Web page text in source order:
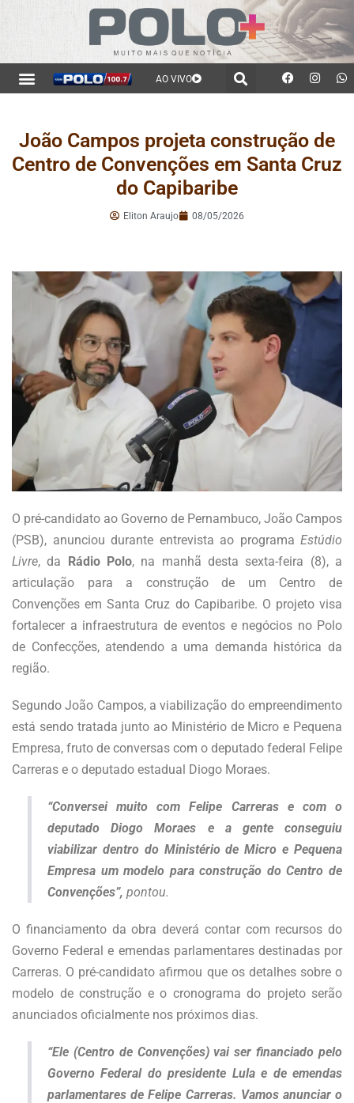
AO VIVO
João Campos projeta construção de
Centro de Convenções em Santa Cruz
do Capibaribe
Eliton Araujo 08/05/2026
O pré-candidato ao Governo de Pernambuco, João Campos
(PSB), anunciou durante entrevista ao programa Estúdio
Livre, da Rádio Polo, na manhã desta sexta-feira (8), a
articulação para a construção de um Centro de
Convenções em Santa Cruz do Capibaribe. O projeto visa
fortalecer a infraestrutura de eventos e negócios no Polo
de Confecções, atendendo a uma demanda histórica da
região.
Segundo João Campos, a viabilização do empreendimento
está sendo tratada junto ao Ministério de Micro e Pequena
Empresa, fruto de conversas com o deputado federal Felipe
Carreras e o deputado estadual Diogo Moraes.
“Conversei muito com Felipe Carreras e com o
deputado Diogo Moraes e a gente conseguiu
viabilizar dentro do Ministério de Micro e Pequena
Empresa um modelo para construção do Centro de
Convenções”, pontou.
O financiamento da obra deverá contar com recursos do
Governo Federal e emendas parlamentares destinadas por
Carreras. O pré-candidato afirmou que os detalhes sobre o
modelo de construção e o cronograma do projeto serão
anunciados oficialmente nos próximos dias.
“Ele (Centro de Convenções) vai ser financiado pelo
Governo Federal do presidente Lula e de emendas
parlamentares de Felipe Carreras. Vamos anunciar o